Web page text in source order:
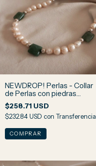
NEWDROP! Perlas - Collar
de Perlas con piedras
Amazonita Rusa N4
$258.71 USD
$232.84 USD con Transferencia